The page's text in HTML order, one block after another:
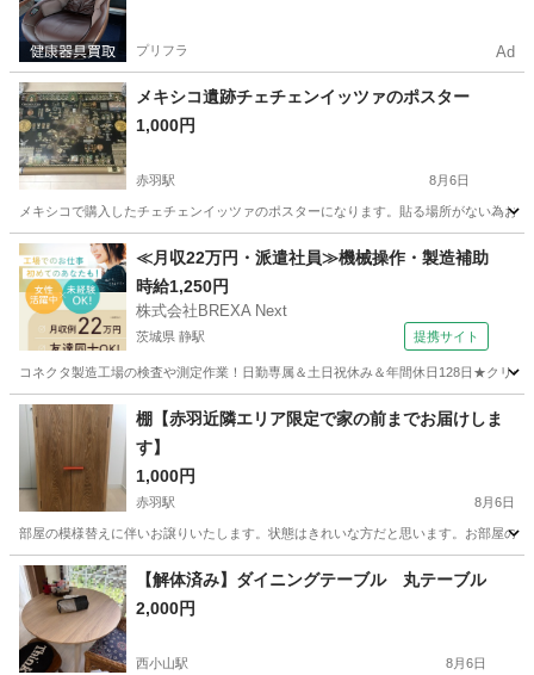
プリフラ Ad
メキシコ遺跡チェチェンイッツァのポスター
1,000円
赤羽駅 8月6日
メキシコで購入したチェチェンイッツァのポスターになります。貼る場所がない為
東京 北区 赤羽駅 家具 メキシコ
≪月収22万円・派遣社員≫機械操作・製造補助
時給1,250円
株式会社BREXA Next
茨城県 静駅 提携サイト
コネクタ製造工場の検査や測定作業！日勤専属＆土日祝休み＆年間休日128日★クリ
茨城 常陸大宮市 静駅 その他
棚【赤羽近隣エリア限定で家の前までお届けしま
す】
1,000円
赤羽駅 8月6日
部屋の模様替えに伴いお譲りいたします。状態はきれいな方だと思います。お部屋
東京 北区 赤羽駅 収納家具 状態
【解体済み】ダイニングテーブル 丸テーブル
2,000円
西小山駅 8月6日